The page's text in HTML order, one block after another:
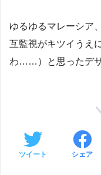
ゆるゆるマレーシア
互監視がキツイうえ
わ……）と思ったデ
ツイート シェア